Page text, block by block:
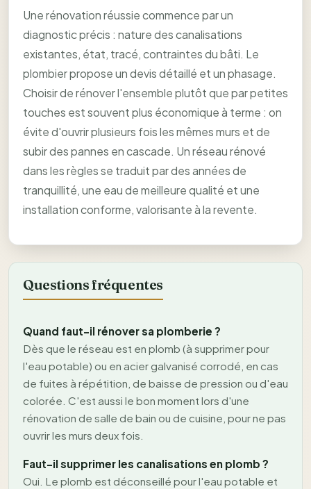
Une rénovation réussie commence par un
diagnostic précis : nature des canalisations
existantes, état, tracé, contraintes du bâti. Le
plombier propose un devis détaillé et un phasage.
Choisir de rénover l'ensemble plutôt que par petites
touches est souvent plus économique à terme : on
évite d'ouvrir plusieurs fois les mêmes murs et de
subir des pannes en cascade. Un réseau rénové
dans les règles se traduit par des années de
tranquillité, une eau de meilleure qualité et une
installation conforme, valorisante à la revente.
Questions fréquentes
Quand faut-il rénover sa plomberie ?
Dès que le réseau est en plomb (à supprimer pour
l'eau potable) ou en acier galvanisé corrodé, en cas
de fuites à répétition, de baisse de pression ou d'eau
colorée. C'est aussi le bon moment lors d'une
rénovation de salle de bain ou de cuisine, pour ne pas
ouvrir les murs deux fois.
Faut-il supprimer les canalisations en plomb ?
Oui. Le plomb est déconseillé pour l'eau potable et